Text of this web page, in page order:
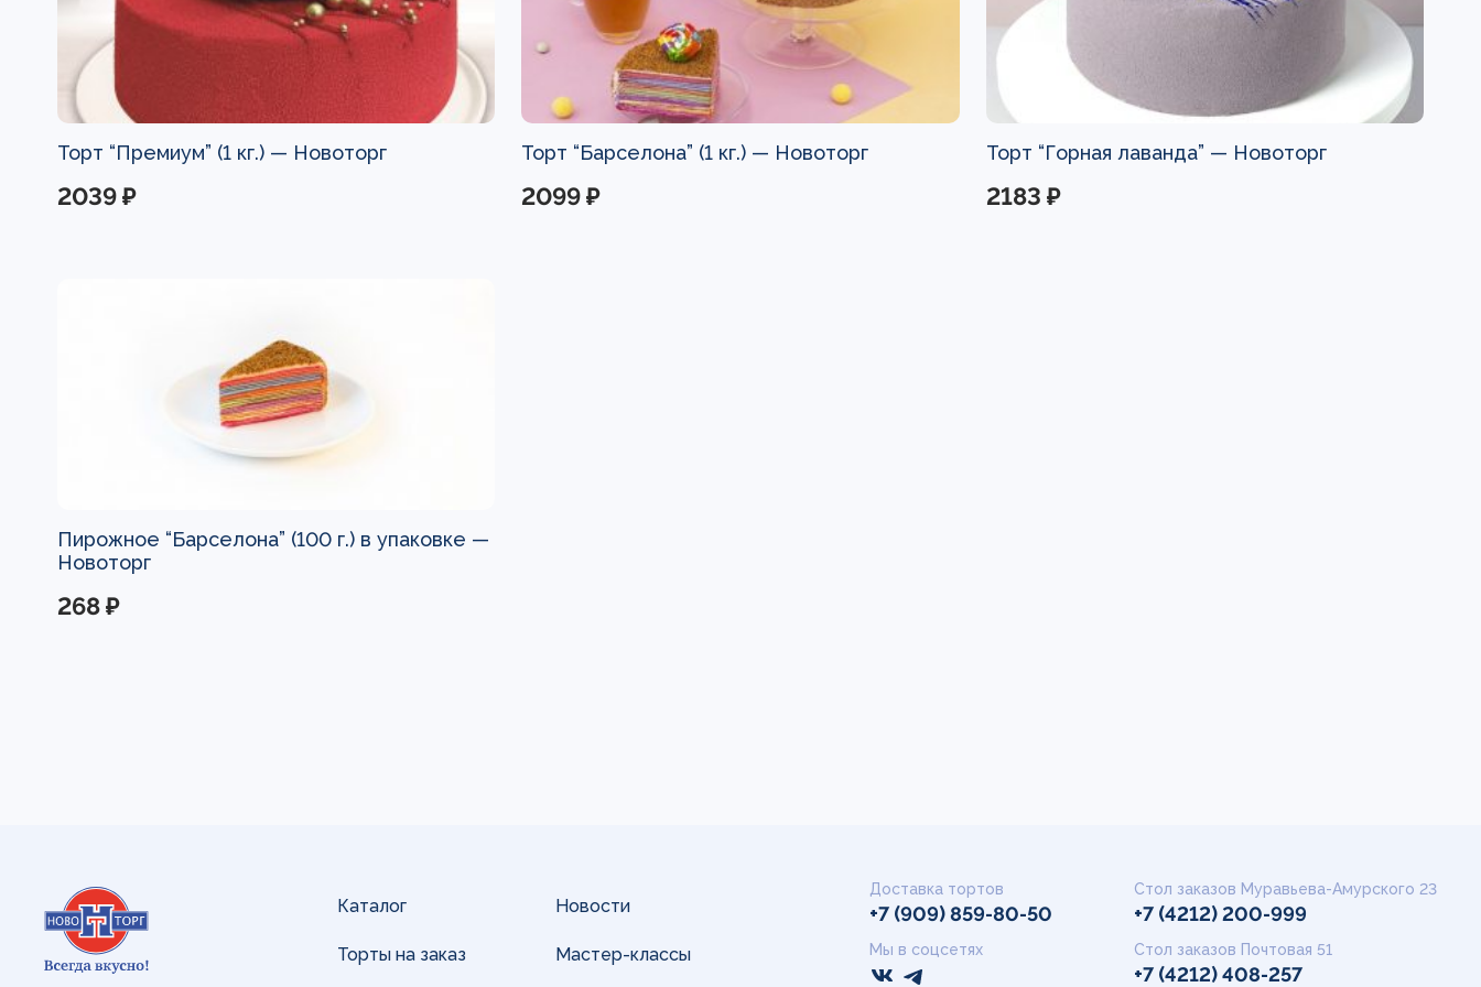
Торт “Премиум” (1 кг.) — Новоторг
2039 ₽
Торт “Барселона” (1 кг.) — Новоторг
2099 ₽
Торт “Горная лаванда” — Новоторг
2183 ₽
Пирожное “Барселона” (100 г.) в упаковке —
Новоторг
268 ₽
Каталог
Торты на заказ
Новости
Мастер-классы
Доставка тортов
+7 (909) 859-80-50
Мы в соцсетях
Стол заказов Муравьева-Амурского 23
+7 (4212) 200-999
Стол заказов Почтовая 51
+7 (4212) 408-257